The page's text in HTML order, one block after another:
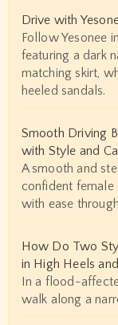
Drive with
Follow Yesonee
featuring a dark
matching skirt,
heeled sandals.
Smooth Driving
with Style and
A smooth and
confident female
with ease
How Do Two
in High Heels
In a flood-
walk along a